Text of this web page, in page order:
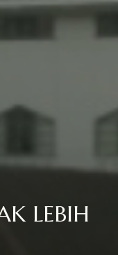
LEBIH